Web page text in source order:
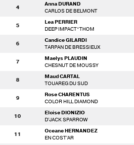
4
Anna DURAND
CARLOS DE BELMONT
5
Lea PERRIER
DEEP IMPACT*THOM
6
Candice GILARDI
TARPAN DE BRESSIEUX
7
Maelys PLAUDIN
CHESNUT DE MOUSSY
8
Maud CARTAL
TOUAREG DU SUD
9
Rose CHARENTUS
COLOR HILL DIAMOND
10
Eloise DIONIZIO
D'JACK SPARROW
11
Oceane HERNANDEZ
EN COST'AR